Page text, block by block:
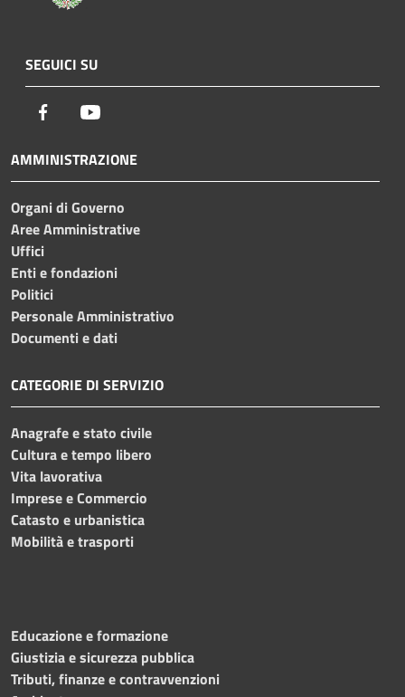
SEGUICI SU
Facebook
AMMINISTRAZIONE
Organi di Governo
Aree Amministrative
Uffici
Enti e fondazioni
Politici
Personale Amministrativo
Documenti e dati
CATEGORIE DI SERVIZIO
Anagrafe e stato civile
Cultura e tempo libero
Vita lavorativa
Imprese e Commercio
Catasto e urbanistica
Mobilità e trasporti
Educazione e formazione
Giustizia e sicurezza pubblica
Tributi, finanze e contravvenzioni